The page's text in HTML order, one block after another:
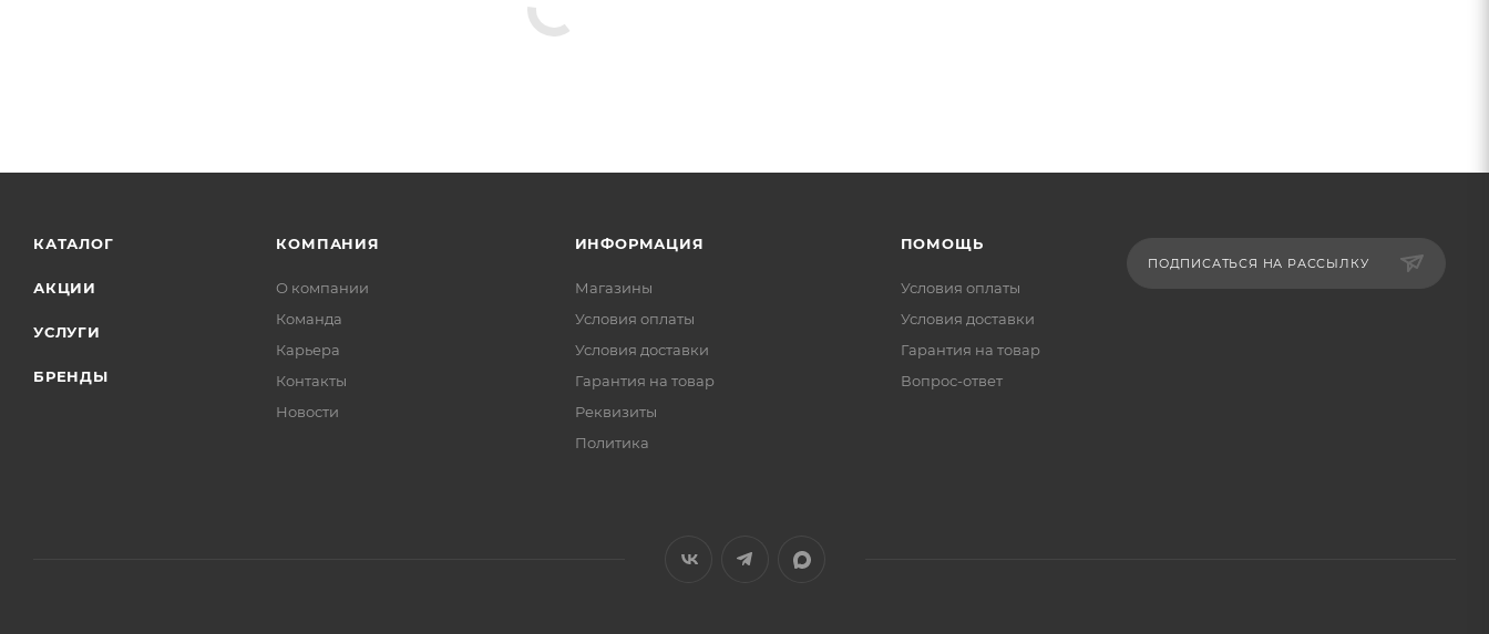
КАТАЛОГ
АКЦИИ
УСЛУГИ
БРЕНДЫ
КОМПАНИЯ
О компании
Команда
Карьера
Контакты
Новости
ИНФОРМАЦИЯ
Магазины
Условия оплаты
Условия доставки
Гарантия на товар
Реквизиты
Политика
ПОМОЩЬ
Условия оплаты
Условия доставки
Гарантия на товар
Вопрос-ответ
ПОДПИСАТЬСЯ НА РАССЫЛКУ